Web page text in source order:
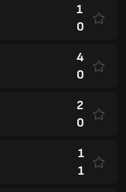
1
0
4
0
2
0
1
1